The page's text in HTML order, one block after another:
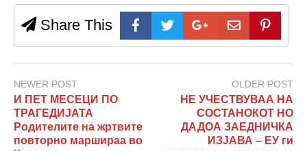
Share This
NEWER POST
И ПЕТ МЕСЕЦИ ПО
ТРАГЕДИЈАТА
Родителите на жртвите
повторно маршираа во
OLDER POST
НЕ УЧЕСТВУВАА НА
СОСТАНОКОТ НО
ДАДОА ЗАЕДНИЧКА
ИЗЈАВА – ЕУ ги